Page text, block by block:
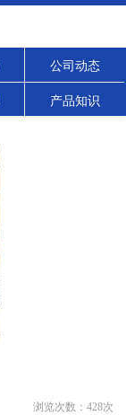
公司动态
产品知识
浏览次数： 428次